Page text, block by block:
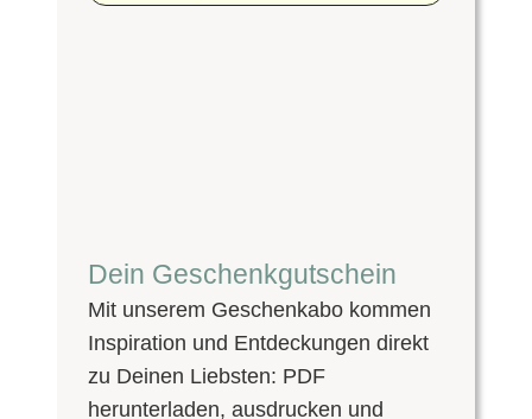
Dein Geschenkgutschein
Mit unserem Geschenkabo kommen
Inspiration und Entdeckungen direkt
zu Deinen Liebsten: PDF
herunterladen, ausdrucken und